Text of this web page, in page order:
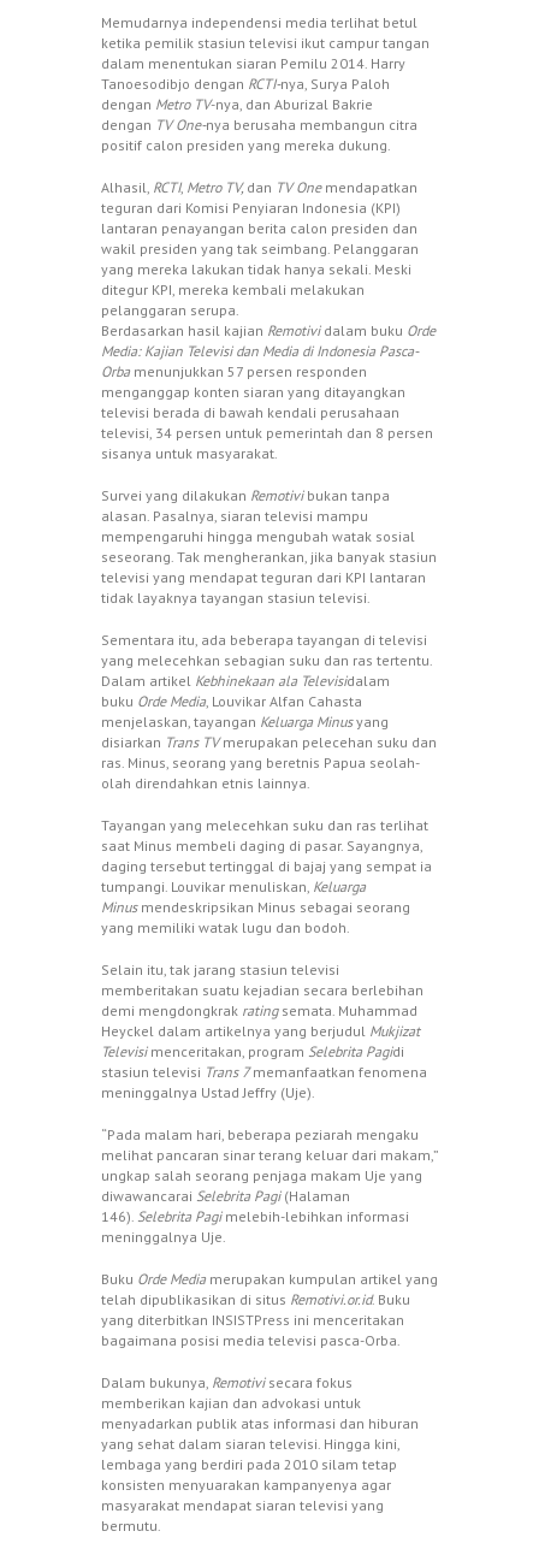
Memudarnya independensi media terlihat betul
ketika pemilik stasiun televisi ikut campur tangan
dalam menentukan siaran Pemilu 2014. Harry
Tanoesodibjo dengan RCTI-nya, Surya Paloh
dengan Metro TV­-nya, dan Aburizal Bakrie
dengan TV One-nya berusaha membangun citra
positif calon presiden yang mereka dukung.
Alhasil, RCTI, Metro TV, dan TV Onemendapatkan
teguran dari Komisi Penyiaran Indonesia (KPI)
lantaran penayangan berita calon presiden dan
wakil presiden yang tak seimbang. Pelanggaran
yang mereka lakukan tidak hanya sekali. Meski
ditegur KPI, mereka kembali melakukan
pelanggaran serupa.
Berdasarkan hasil kajian Remotividalam buku Orde
Media: Kajian Televisi dan Media di Indonesia Pasca-
Orba menunjukkan 57 persen responden
menganggap konten siaran yang ditayangkan
televisi berada di bawah kendali perusahaan
televisi, 34 persen untuk pemerintah dan 8 persen
sisanya untuk masyarakat.
Survei yang dilakukan Remotivibukan tanpa
alasan. Pasalnya, siaran televisi mampu
mempengaruhi hingga mengubah watak sosial
seseorang. Tak mengherankan, jika banyak stasiun
televisi yang mendapat teguran dari KPI lantaran
tidak layaknya tayangan stasiun televisi.
Sementara itu, ada beberapa tayangan di televisi
yang melecehkan sebagian suku dan ras tertentu.
Dalam artikel Kebhinekaan ala Televisidalam
buku Orde Media , Louvikar Alfan Cahasta
menjelaskan, tayangan Keluarga Minusyang
disiarkan Trans TVmerupakan pelecehan suku dan
ras. Minus, seorang yang beretnis Papua seolah-
olah direndahkan etnis lainnya.
Tayangan yang melecehkan suku dan ras terlihat
saat Minus membeli daging di pasar. Sayangnya,
daging tersebut tertinggal di bajaj yang sempat ia
tumpangi. Louvikar menuliskan, Keluarga
Minusmendeskripsikan Minus sebagai seorang
yang memiliki watak lugu dan bodoh.
Selain itu, tak jarang stasiun televisi
memberitakan suatu kejadian secara berlebihan
demi mengdongkrak ratingsemata. Muhammad
Heyckel dalam artikelnya yang berjudul Mukjizat
Televisi menceritakan, program Selebrita Pagidi
stasiun televisi Trans 7memanfaatkan fenomena
meninggalnya Ustad Jeffry (Uje).
“Pada malam hari, beberapa peziarah mengaku
melihat pancaran sinar terang keluar dari makam,”
ungkap salah seorang penjaga makam Uje yang
diwawancarai Selebrita Pagi(Halaman
146). Selebrita Pagimelebih-lebihkan informasi
meninggalnya Uje.
Buku Orde Media merupakan kumpulan artikel yang
telah dipublikasikan di situs Remotivi.or.id. Buku
yang diterbitkan INSISTPress ini menceritakan
bagaimana posisi media televisi pasca-Orba.
Dalam bukunya, Remotivi secara fokus
memberikan kajian dan advokasi untuk
menyadarkan publik atas informasi dan hiburan
yang sehat dalam siaran televisi. Hingga kini,
lembaga yang berdiri pada 2010 silam tetap
konsisten menyuarakan kampanyenya agar
masyarakat mendapat siaran televisi yang
bermutu.